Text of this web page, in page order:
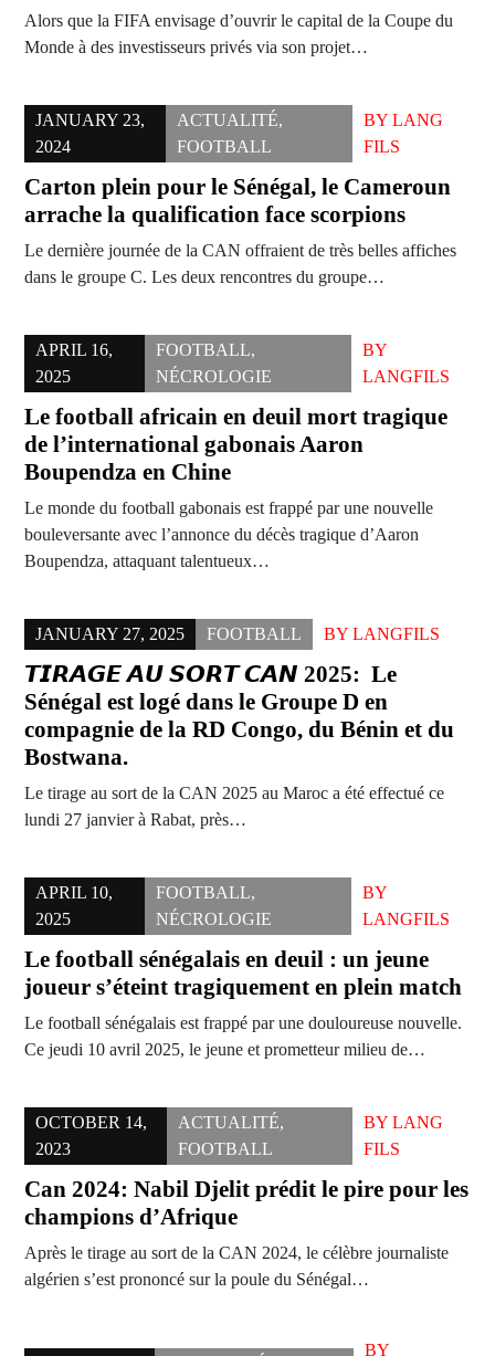
Alors que la FIFA envisage d’ouvrir le capital de la Coupe du
Monde à des investisseurs privés via son projet…
JANUARY 23,
2024
ACTUALITÉ,
FOOTBALL
BY LANG
FILS
Carton plein pour le Sénégal, le Cameroun
arrache la qualification face scorpions
Le dernière journée de la CAN offraient de très belles affiches
dans le groupe C. Les deux rencontres du groupe…
APRIL 16,
2025
FOOTBALL,
NÉCROLOGIE
BY
LANGFILS
Le football africain en deuil mort tragique
de l’international gabonais Aaron
Boupendza en Chine
Le monde du football gabonais est frappé par une nouvelle
bouleversante avec l’annonce du décès tragique d’Aaron
Boupendza, attaquant talentueux…
JANUARY 27, 2025 FOOTBALL BY LANGFILS
𝙏𝙄𝙍𝘼𝙂𝙀 𝘼𝙐 𝙎𝙊𝙍𝙏 𝘾𝘼𝙉 2025: Le
Sénégal est logé dans le Groupe D en
compagnie de la RD Congo, du Bénin et du
Bostwana.
Le tirage au sort de la CAN 2025 au Maroc a été effectué ce
lundi 27 janvier à Rabat, près…
APRIL 10,
2025
FOOTBALL,
NÉCROLOGIE
BY
LANGFILS
Le football sénégalais en deuil : un jeune
joueur s’éteint tragiquement en plein match
Le football sénégalais est frappé par une douloureuse nouvelle.
Ce jeudi 10 avril 2025, le jeune et prometteur milieu de…
OCTOBER 14,
2023
ACTUALITÉ,
FOOTBALL
BYLANG
FILS
Can 2024: Nabil Djelit prédit le pire pour les
champions d’Afrique
Après le tirage au sort de la CAN 2024, le célèbre journaliste
algérien s’est prononcé sur la poule du Sénégal…
BY